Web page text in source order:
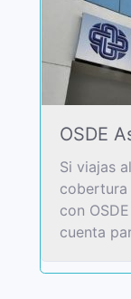
OSDE
Si viajas
cobertura
con
cuenta